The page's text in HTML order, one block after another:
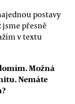
postavy
přesně
v textu
Možná
Nemáte